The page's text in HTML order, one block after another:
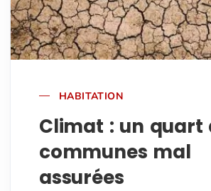
HABITATION
Climat : un quart
communes mal
assurées